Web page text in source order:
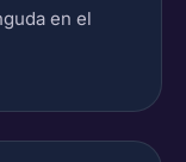
en el